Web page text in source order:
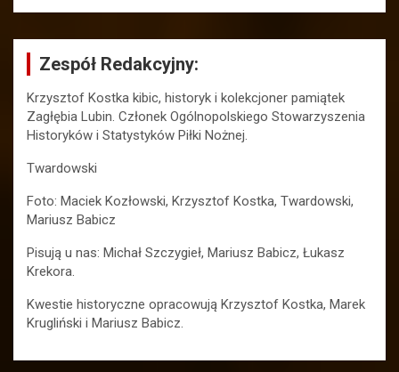
Zespół Redakcyjny:
Krzysztof Kostka kibic, historyk i kolekcjoner pamiątek
Zagłębia Lubin. Członek Ogólnopolskiego Stowarzyszenia
Historyków i Statystyków Piłki Nożnej.
Twardowski
Foto: Maciek Kozłowski, Krzysztof Kostka, Twardowski,
Mariusz Babicz
Pisują u nas: Michał Szczygieł, Mariusz Babicz, Łukasz
Krekora.
Kwestie historyczne opracowują Krzysztof Kostka, Marek
Krugliński i Mariusz Babicz.